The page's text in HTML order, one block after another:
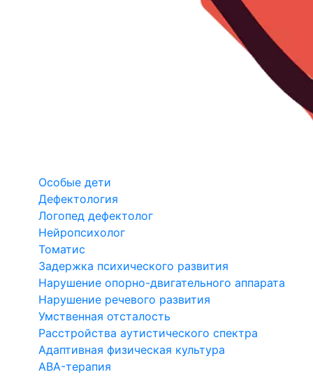
Особые дети
Дефектология
Логопед дефектолог
Нейропсихолог
Томатис
Задержка психического развития
Нарушение опорно-двигательного аппарата
Нарушение речевого развития
Умственная отсталость
Расстройства аутистического спектра
Адаптивная физическая культура
ABA-терапия